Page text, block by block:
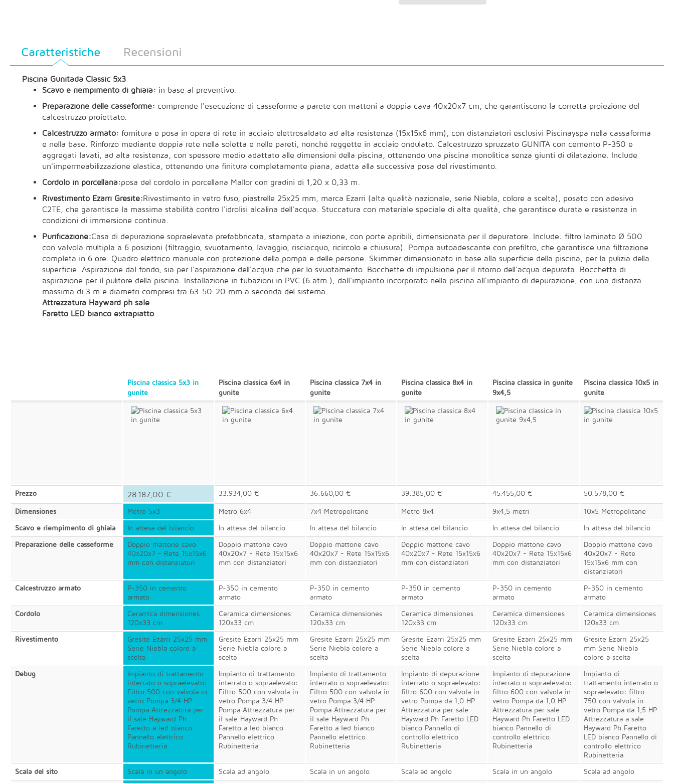
Caratteristiche Recensioni
Piscina Gunitada Classic 5x3
Scavo e riempimento di ghiaia: in base al preventivo.
Preparazione delle casseforme: comprende l'esecuzione di casseforme a parete con mattoni a doppia cava 40x20x7 cm, che garantiscono la corretta proiezione del
calcestruzzo proiettato.
Calcestruzzo armato: fornitura e posa in opera di rete in acciaio elettrosaldato ad alta resistenza (15x15x6 mm), con distanziatori esclusivi Piscinayspa nella cassaforma
e nella base. Rinforzo mediante doppia rete nella soletta e nelle pareti, nonché reggette in acciaio ondulato. Calcestruzzo spruzzato GUNITA con cemento P-350 e
aggregati lavati, ad alta resistenza, con spessore medio adattato alle dimensioni della piscina, ottenendo una piscina monolitica senza giunti di dilatazione. Include
un'impermeabilizzazione elastica, ottenendo una finitura completamente piana, adatta alla successiva posa del rivestimento.
Cordolo in porcellana:posa del cordolo in porcellana Mallor con gradini di 1,20 x 0,33 m.
Rivestimento Ezarri Gresite:Rivestimento in vetro fuso, piastrelle 25x25 mm, marca Ezarri (alta qualità nazionale, serie Niebla, colore a scelta), posato con adesivo
C2TE, che garantisce la massima stabilità contro l'idrolisi alcalina dell'acqua. Stuccatura con materiale speciale di alta qualità, che garantisce durata e resistenza in
condizioni di immersione continua.
Purificazione:Casa di depurazione sopraelevata prefabbricata, stampata a iniezione, con porte apribili, dimensionata per il depuratore. Include: filtro laminato Ø 500
con valvola multipla a 6 posizioni (filtraggio, svuotamento, lavaggio, risciacquo, ricircolo e chiusura). Pompa autoadescante con prefiltro, che garantisce una filtrazione
completa in 6 ore. Quadro elettrico manuale con protezione della pompa e delle persone. Skimmer dimensionato in base alla superficie della piscina, per la pulizia della
superficie. Aspirazione dal fondo, sia per l'aspirazione dell'acqua che per lo svuotamento. Bocchette di impulsione per il ritorno dell'acqua depurata. Bocchetta di
aspirazione per il pulitore della piscina. Installazione in tubazioni in PVC (6 atm.), dall'impianto incorporato nella piscina all'impianto di depurazione, con una distanza
massima di 3 m e diametri compresi tra 63-50-20 mm a seconda del sistema.
Attrezzatura Hayward ph sale
Faretto LED bianco extrapiatto
Piscina classica 5x3 in
gunite
Piscina classica 6x4 in
gunite
Piscina classica 7x4 in
gunite
Piscina classica 8x4 in
gunite
Piscina classica in gunite
9x4,5
Piscina classica 10x5 in
gunite
Prezzo 28.187,00 € 33.934,00 € 36.660,00 € 39.385,00 € 45.455,00 € 50.578,00 €
Dimensiones Metro 5x3 Metro 6x4 7x4 Metropolitane Metro 8x4 9x4,5 metri
10x5 Metropolitane
Scavo e riempimento di ghiaia
In attesa del bilancio In attesa del bilancio In attesa del bilancio In attesa del bilancio In attesa del bilancio
In attesa del bilancio
Preparazione delle casseforme
Doppio mattone cavo
40x20x7 - Rete 15x15x6
mm con distanziatori
Doppio mattone cavo
40x20x7 - Rete 15x15x6
mm con distanziatori
Doppio mattone cavo
40x20x7 - Rete 15x15x6
mm con distanziatori
Doppio mattone cavo
40x20x7 - Rete 15x15x6
mm con distanziatori
Doppio mattone cavo
40x20x7 - Rete 15x15x6
mm con distanziatori
Doppio mattone cavo
40x20x7 - Rete
15x15x6 mm con
distanziatori
Calcestruzzo armato
P-350 in cemento
armato
P-350 in cemento
armato
P-350 in cemento
armato
P-350 in cemento
armato
P-350 in cemento
armato
P-350 in cemento
armato
Cordolo
Ceramica dimensiones
120x33 cm
Ceramica dimensiones
120x33 cm
Ceramica dimensiones
120x33 cm
Ceramica dimensiones
120x33 cm
Ceramica dimensiones
120x33 cm
Ceramica dimensiones
120x33 cm
Rivestimento
Gresite Ezarri 25x25 mm
Serie Niebla colore a
scelta
Gresite Ezarri 25x25 mm
Serie Niebla colore a
scelta
Gresite Ezarri 25x25 mm
Serie Niebla colore a
scelta
Gresite Ezarri 25x25 mm
Serie Niebla colore a
scelta
Gresite Ezarri 25x25 mm
Serie Niebla colore a
scelta
Gresite Ezarri 25x25
mm Serie Niebla
colore a scelta
Debug
Impianto di trattamento
interrato o sopraelevato:
Filtro 500 con valvola in
vetro Pompa 3/4 HP
Pompa Attrezzatura per
il sale Hayward Ph
Faretto a led bianco
Pannello elettrico
Rubinetteria
Impianto di trattamento
interrato o sopraelevato:
Filtro 500 con valvola in
vetro Pompa 3/4 HP
Pompa Attrezzatura per
il sale Hayward Ph
Faretto a led bianco
Pannello elettrico
Rubinetteria
Impianto di trattamento
interrato o sopraelevato:
Filtro 500 con valvola in
vetro Pompa 3/4 HP
Pompa Attrezzatura per
il sale Hayward Ph
Faretto a led bianco
Pannello elettrico
Rubinetteria
Impianto di depurazione
interrato o sopraelevato:
filtro 600 con valvola in
vetro Pompa da 1,0 HP
Attrezzatura per sale
Hayward Ph Faretto LED
bianco Pannello di
controllo elettrico
Rubinetteria
Impianto di depurazione
interrato o sopraelevato:
filtro 600 con valvola in
vetro Pompa da 1,0 HP
Attrezzatura per sale
Hayward Ph Faretto LED
bianco Pannello di
controllo elettrico
Rubinetteria
Impianto di
trattamento interrato o
sopraelevato: filtro
750 con valvola in
vetro Pompa da 1,5 HP
Attrezzatura a sale
Hayward Ph Faretto
LED bianco Pannello di
controllo elettrico
Rubinetteria
Scala del sito
Scala in un angolo Scala ad angolo Scala in un angolo Scala ad angolo Scala in un angolo
Scala ad angolo